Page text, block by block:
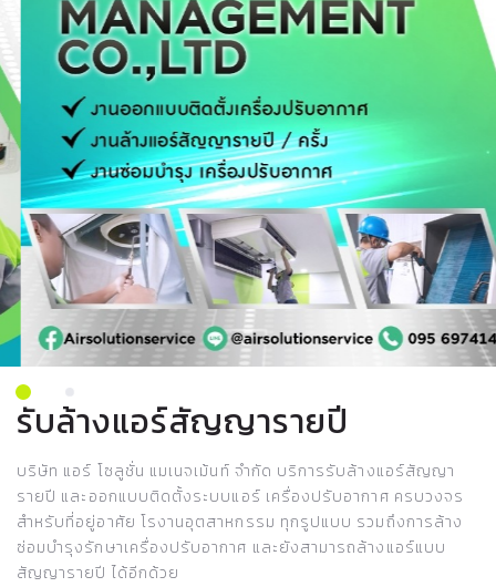
รับล้างแอร์สัญญารายปี
บริษัท แอร์ โซลูชั่น แมเนจเม้นท์ จำกัด บริการรับล้างแอร์สัญญา
รายปี และออกแบบติดตั้งระบบแอร์ เครื่องปรับอากาศ ครบวงจร
สำหรับที่อยู่อาศัย โรงานอุตสาหกรรม ทุกรูปแบบ รวมถึงการล้าง
ซ่อมบำรุงรักษาเครื่องปรับอากาศ และยังสามารถล้างแอร์แบบ
สัญญารายปี ได้อีกด้วย